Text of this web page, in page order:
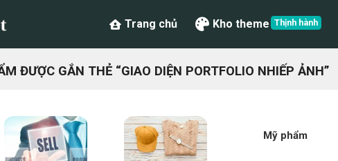
Trang chủ Kho theme
ĐƯỢC GẮN THẺ “GIAO DIỆN PORTFOLIO NHIẾP ẢNH”
Mỹ phẩm